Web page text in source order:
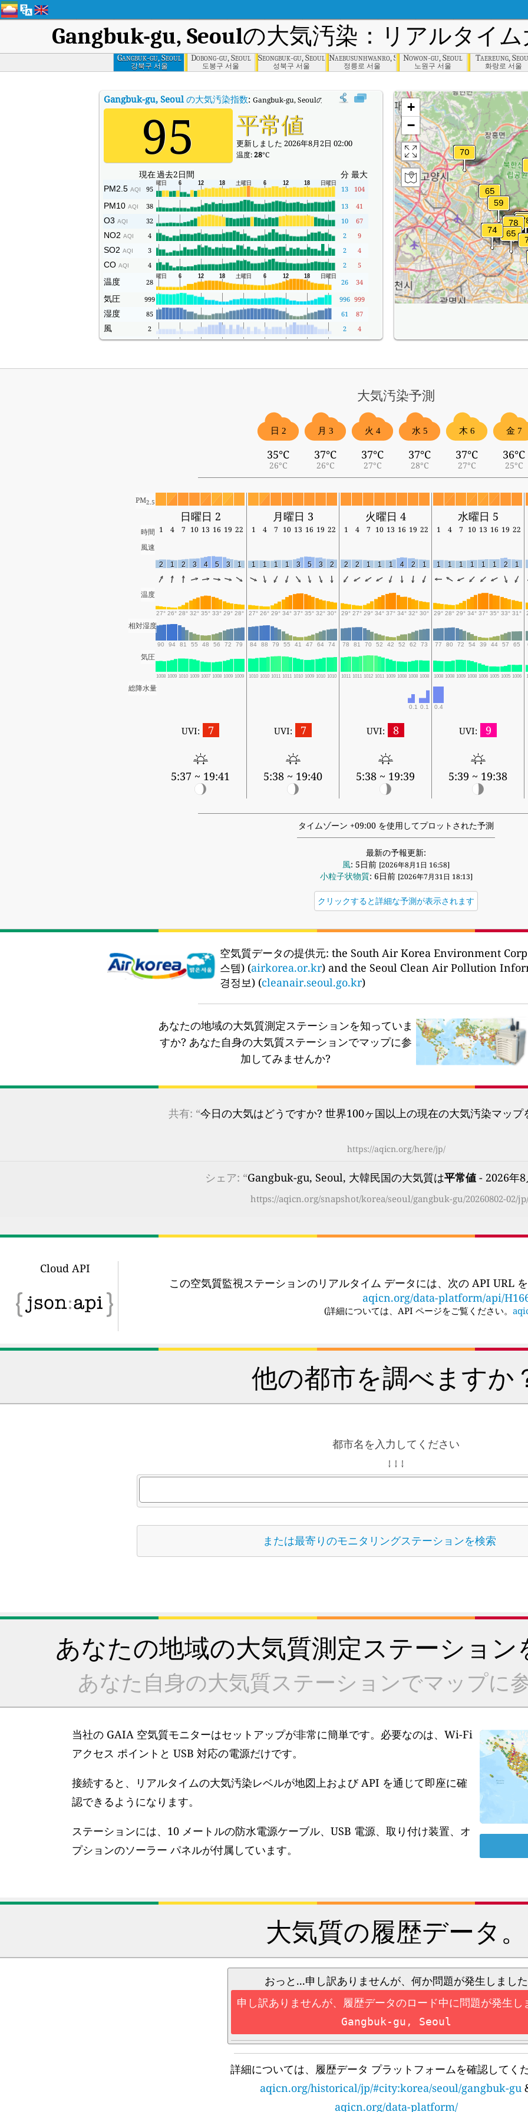
Gangbuk-gu, Seoulの大気汚染：リアルタイム
Gangbuk-gu, Seoul
강북구 서울
Dobong-gu, Seoul
도봉구 서울
Seongbuk-gu, Seoul
성북구 서울
Naebusunhwanro, Seoul
정릉로 서울
Nowon-gu, Seoul
노원구 서울
Taereung,
화랑로 서울
Gangbuk-gu, Seoulの大気汚染指数: Gangbuk-gu, Seoulのリアルタイム大気汚染指数（AQI）。
95 平常値
更新しました 2026年8月2日 02:00
温度:28°C
現在過去2日間 分 最大
PM2.5 AQI 95 13 104
PM10 AQI 38 13 41
O3 AQI 32 10 67
NO2 AQI 4 2 9
SO2 AQI 3 2 4
CO AQI 4 2 5
温度 28 26 34
気圧 999 996 999
湿度 85 61 87
風 2 2 4
Rain - 99 99
+
−
大気汚染予測
日 2
35°C
26°C
月 3
37°C
26°C
火 4
37°C
27°C
水 5
37°C
28°C
木 6
37°C
27°C
金 7
36°C
25°C
PM2.5
日曜日 2 月曜日 3 火曜日 4 水曜日 5
時間 1 4 7 10 13 16 19 22 1 4 7 10 13 16 19 22 1 4 7 10 13 16 19 22 1 4 7 10 13 16 19 22
風速
2 1 2 3 4 5 3 1 1 1 1 1 3 5 3 2 2 2 1 1 1 4 2 1 1 1 1 1 1 1 2 1
温度
27° 26° 28° 32° 35° 33° 29° 28° 27° 26° 29° 34° 37° 35° 32° 30° 29° 27° 29° 34° 37° 34° 32° 30° 29° 28° 29° 34° 37° 35° 33° 31°
相対湿度
90 94 81 55 48 56 72 79 84 88 79 55 41 47 64 74 78 81 70 52 42 52 62 73 77 80 72 54 39 44 57 65
気圧
1008 1009 1010 1009 1007 1008 1009 1009 1010 1010 1011 1011 1010 1009 1010 1010 1011 1011 1012 1011 1009 1008 1008 1008 1008 1008 1009 1008 1006 1005 1005 1006
総降水量
0.1 0.1 0.4
UVI: 7
5:37 ~ 19:41
UVI: 7
5:38 ~ 19:40
UVI: 8
5:38 ~ 19:39
UVI: 9
5:39 ~ 19:38
タイムゾーン +09:00 を使用してプロットされた予測
最新の予報更新:
風: 5日前 [2026年8月1日 16:58]
小粒子状物質: 6日前 [2026年7月31日 18:13]
クリックすると詳細な予測が表示されます
空気質データの提供元: the South Air Korea Environment
스템) (airkorea.or.kr) and the Seoul Clean Air Pollution
경정보) (cleanair.seoul.go.kr)
あなたの地域の大気質測定ステーションを知っていま
すか? あなた自身の大気質ステーションでマップに参
加してみませんか?
共有: “今日の大気はどうですか? 世界100ヶ国以上の現在の大気汚染マッ
https://aqicn.org/here/jp/
シェア: “Gangbuk-gu, Seoul, 大韓民国の大気質は平常値 - 2026年
https://aqicn.org/snapshot/korea/seoul/gangbuk-gu/20260802-02/
Cloud API
この空気質監視ステーションのリアルタイム データには、次の API URL
aqicn.org/data-platform/api/
(詳細については、API ページをご覧ください。
他の都市を調べますか
都市名を入力してください
↓ ↓ ↓
または最寄りのモニタリングステーションを検索
あなたの地域の大気質測定ステーショ
あなた自身の大気質ステーションでマップに
当社の GAIA 空気質モニターはセットアップが非常に簡単です。必要なのは、Wi-Fi
アクセス ポイントと USB 対応の電源だけです。
接続すると、リアルタイムの大気汚染レベルが地図上および API を通じて即座に確
認できるようになります。
ステーションには、10 メートルの防水電源ケーブル、USB 電源、取り付け装置、オ
プションのソーラー パネルが付属しています。
大気質の履歴データ。
おっと...申し訳ありませんが、何か問題が発生しました
申し訳ありませんが、履歴データのロード中に問題が発生し
Gangbuk-gu, Seoul
詳細については、履歴データ プラットフォームを確認してく
aqicn.org/historical/jp/#city:korea/seoul/gangbuk-gu
aqicn.org/data-platform/